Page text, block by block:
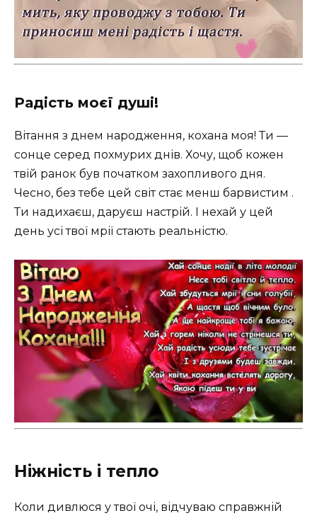
Радість моєї душі!
Вітання з днем народження, кохана моя! Ти —
сонце серед похмурих днів. Хочу, щоб кожен
твій ранок був початком захопливого дня.
Чесно, без тебе цей світ стає менш барвистим .
Ти надихаєш, даруєш настрій. І нехай у цей
день усі твої мрії стають реальністю.
Ніжність і тепло
Коли дивлюся у твої очі, відчуваю справжній